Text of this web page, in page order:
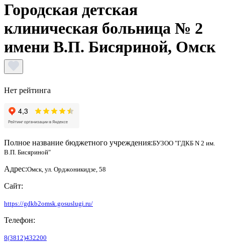
Городская детская
клиническая больница № 2
имени В.П. Бисяриной, Омск
Нет рейтинга
Полное название бюджетного учреждения:БУЗОО "ГДКБ N 2 им.
В.П. Бисяриной"
Адрес:Омск, ул. Орджоникидзе, 58
Сайт:
https://gdkb2omsk.gosuslugi.ru/
Телефон:
8(3812)432200